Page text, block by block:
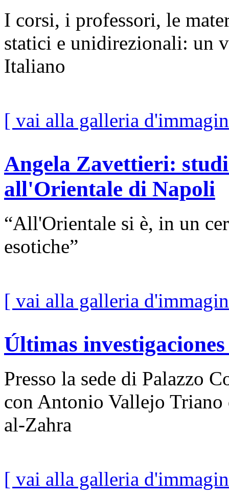
I corsi, i professori, le
statici e unidirezionali: un
Italiano
[ vai alla galleria
Angela Zavettieri:
all'Orientale di Napoli
“All'Orientale si è, in un
esotiche”
[ vai alla galleria
Últimas
Presso la sede di Palazzo
con Antonio Vallejo
al-Zahra
[ vai alla galleria